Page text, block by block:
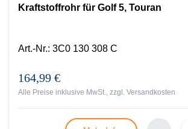
Kraftstoffrohr für Golf 5, Touran
Art.-Nr.: 3C0 130 308 C
164,99 €
Alle Preise inklusive MwSt., zzgl. Versandkosten